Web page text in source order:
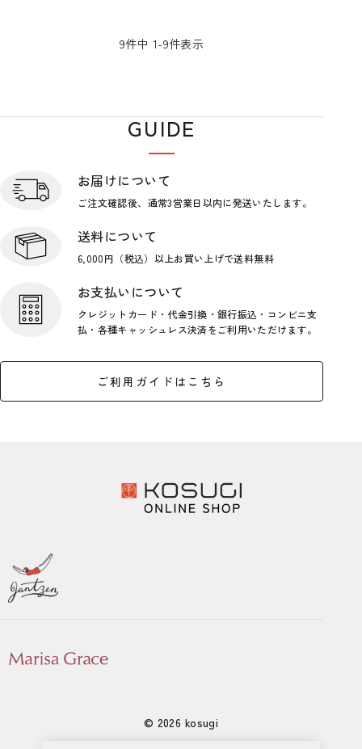
9件中 1-9件表示
GUIDE
お届けについて
ご注文確認後、通常3営業日以内に発送いたします。
送料について
6,000円（税込）以上お買い上げで送料無料
お支払いについて
クレジットカード・代金引換・銀行振込・コンビニ支
払・各種キャッシュレス決済をご利用いただけます。
ご利用ガイドはこちら
© 2026 kosugi